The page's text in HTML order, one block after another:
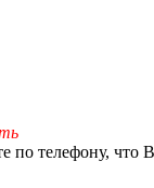
по телефону, что